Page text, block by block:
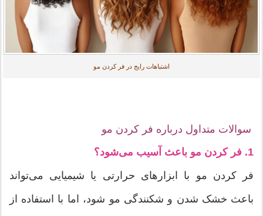
اشتباهات رایج در فر کردن مو
سوالات متداول درباره فر کردن مو
1. فر کردن مو باعث آسیب می‌شود؟
فر کردن مو با ابزارهای حرارتی یا شیمیایی می‌تواند
باعث خشک شدن و شکنندگی مو شود، اما با استفاده از